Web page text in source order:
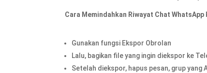
Cara Memindahkan Riwayat Chat WhatsApp
Gunakan fungsi Ekspor Obrolan
Lalu, bagikan file yang ingin diekspor ke
Setelah diekspor, hapus pesan, grup yang